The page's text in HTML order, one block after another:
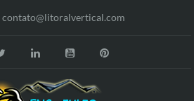
contato@litoralvertical.com